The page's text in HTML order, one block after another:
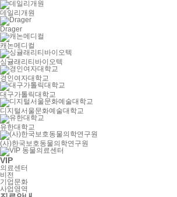
데일리개원
Drager
캐논메디컬
싱귤래리티바이오텍
경인여자대학교
대구가톨릭대학교
디지털서울문화예술대학교
유한대학교
(사)한국보호동물의학연구원
VIP
의료센터
비전
기업문화
사업영역